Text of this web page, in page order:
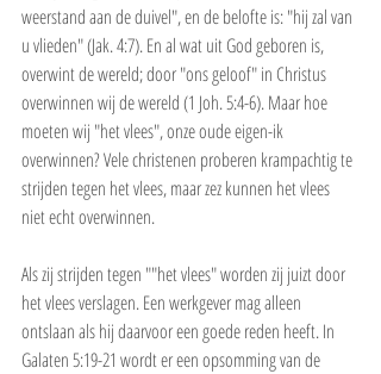
weerstand aan de duivel", en de belofte is: "hij zal van
u vlieden" (Jak. 4:7). En al wat uit God geboren is,
overwint de wereld; door "ons geloof" in Christus
overwinnen wij de wereld (1 Joh. 5:4-6). Maar hoe
moeten wij "het vlees", onze oude eigen-ik
overwinnen? Vele christenen proberen krampachtig te
strijden tegen het vlees, maar zez kunnen het vlees
niet echt overwinnen.
Als zij strijden tegen ""het vlees" worden zij juizt door
het vlees verslagen. Een werkgever mag alleen
ontslaan als hij daarvoor een goede reden heeft. In
Galaten 5:19-21 wordt er een opsomming van de